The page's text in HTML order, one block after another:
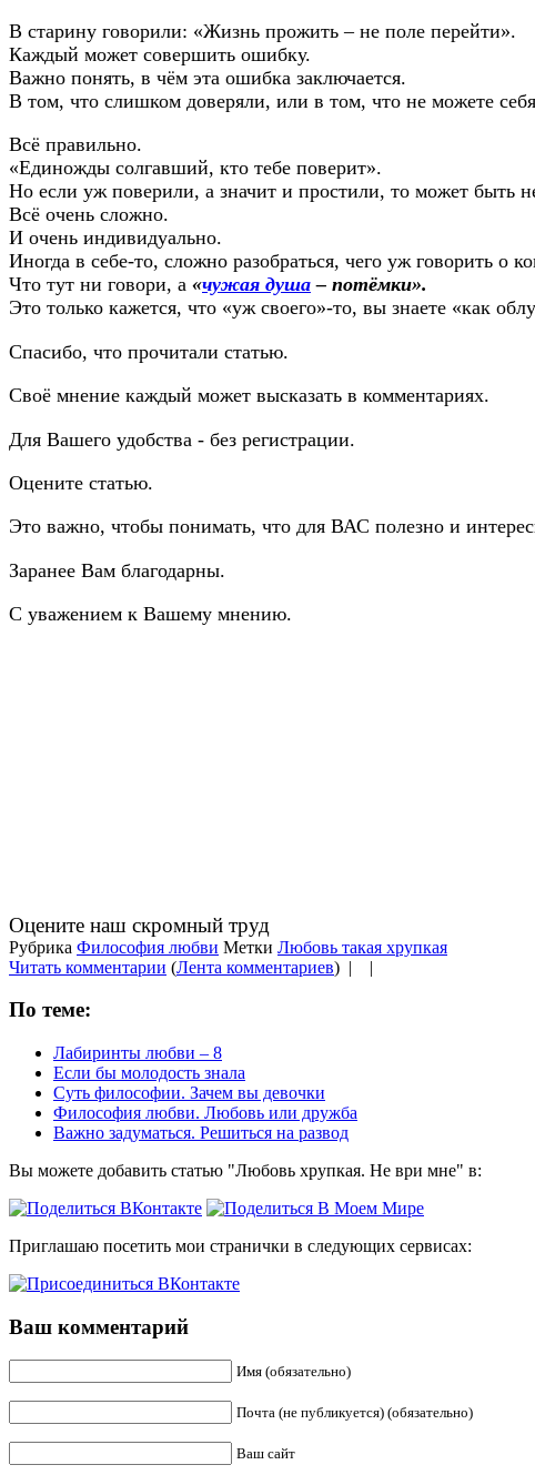
В старину говорили: «Жизнь прожить – не поле перейти».
Каждый может совершить ошибку.
Важно понять, в чём эта ошибка заключается.
В том, что слишком доверяли, или в том, что не можете
Всё правильно.
«Единожды солгавший, кто тебе поверит».
Но если уж поверили, а значит и простили, то может быть
Всё очень сложно.
И очень индивидуально.
Иногда в себе-то, сложно разобраться, чего уж говорить о
Что тут ни говори, а «чужая душа – потёмки».
Это только кажется, что «уж своего»-то, вы знаете «как
Спасибо, что прочитали статью.
Своё мнение каждый может высказать в комментариях.
Для Вашего удобства - без регистрации.
Оцените статью.
Это важно, чтобы понимать, что для ВАС полезно и
Заранее Вам благодарны.
С уважением к Вашему мнению.
Оцените наш скромный труд
Рубрика Философия любви Метки Любовь такая хрупкая
Читать комментарии (Лента комментариев) | |
По теме:
Лабиринты любви – 8
Если бы молодость знала
Суть философии. Зачем вы девочки
Философия любви. Любовь или дружба
Важно задуматься. Решиться на развод
Вы можете добавить статью "Любовь хрупкая. Не ври мне" в:
Приглашаю посетить мои странички в следующих сервисах:
Ваш комментарий
Имя (обязательно)
Почта (не публикуется) (обязательно)
Ваш сайт